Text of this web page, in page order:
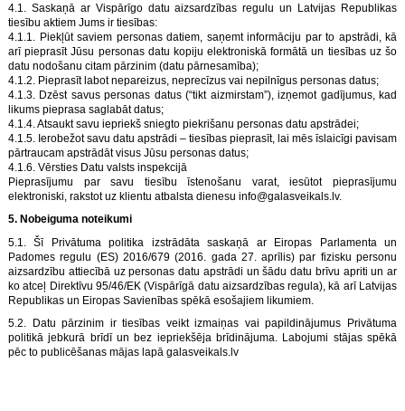
4.1. Saskaņā ar Vispārīgo datu aizsardzības regulu un Latvijas Republikas
tiesību aktiem Jums ir tiesības:
4.1.1. Piekļūt saviem personas datiem, saņemt informāciju par to apstrādi, kā
arī pieprasīt Jūsu personas datu kopiju elektroniskā formātā un tiesības uz šo
datu nodošanu citam pārzinim (datu pārnesamība);
4.1.2. Pieprasīt labot nepareizus, neprecīzus vai nepilnīgus personas datus;
4.1.3. Dzēst savus personas datus (“tikt aizmirstam”), izņemot gadījumus, kad
likums pieprasa saglabāt datus;
4.1.4. Atsaukt savu iepriekš sniegto piekrišanu personas datu apstrādei;
4.1.5. Ierobežot savu datu apstrādi – tiesības pieprasīt, lai mēs īslaicīgi pavisam
pārtraucam apstrādāt visus Jūsu personas datus;
4.1.6. Vērsties Datu valsts inspekcijā
Pieprasījumu par savu tiesību īstenošanu varat, iesūtot pieprasījumu
elektroniski, rakstot uz klientu atbalsta dienesu info@galasveikals.lv.
5. Nobeiguma noteikumi
5.1. Šī Privātuma politika izstrādāta saskaņā ar Eiropas Parlamenta un
Padomes regulu (ES) 2016/679 (2016. gada 27. aprīlis) par fizisku personu
aizsardzību attiecībā uz personas datu apstrādi un šādu datu brīvu apriti un ar
ko atceļ Direktīvu 95/46/EK (Vispārīgā datu aizsardzības regula), kā arī Latvijas
Republikas un Eiropas Savienības spēkā esošajiem likumiem.
5.2. Datu pārzinim ir tiesības veikt izmaiņas vai papildinājumus Privātuma
politikā jebkurā brīdī un bez iepriekšēja brīdinājuma. Labojumi stājas spēkā
pēc to publicēšanas mājas lapā galasveikals.lv